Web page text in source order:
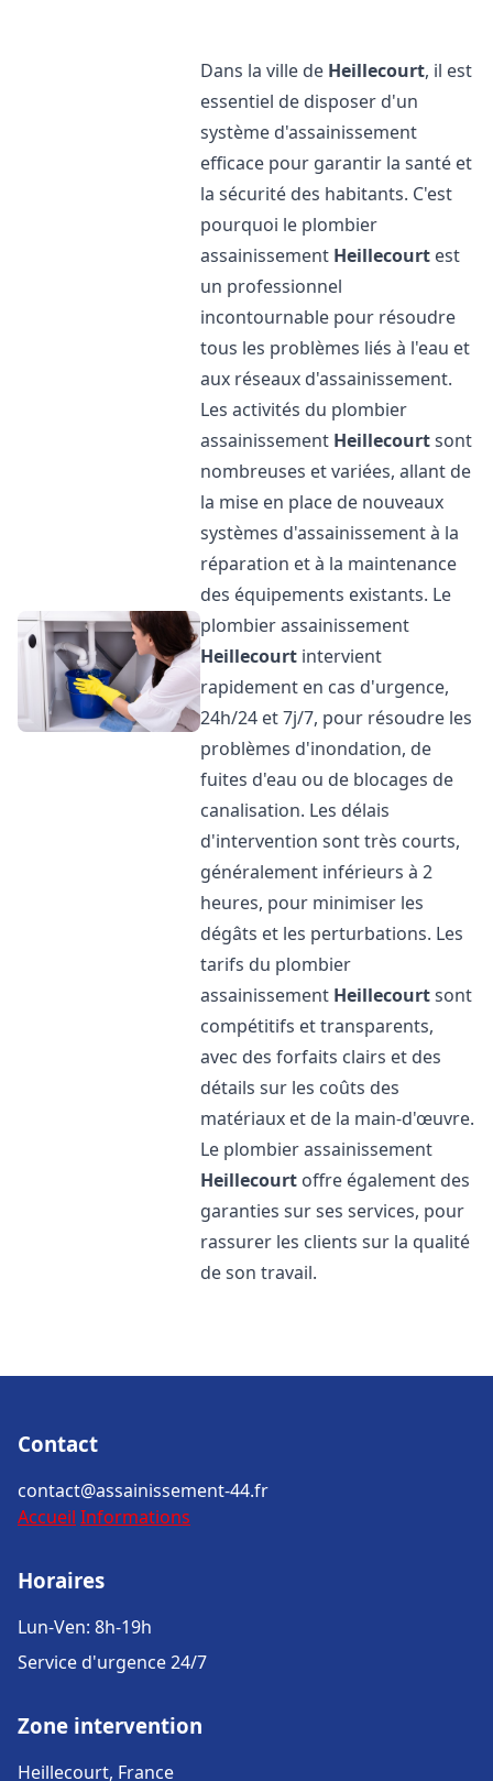
Dans la ville de Heillecourt, il est
essentiel de disposer d'un
système d'assainissement
efficace pour garantir la santé et
la sécurité des habitants. C'est
pourquoi le plombier
assainissement Heillecourt est
un professionnel
incontournable pour résoudre
tous les problèmes liés à l'eau et
aux réseaux d'assainissement.
Les activités du plombier
assainissement Heillecourtsont
nombreuses et variées, allant de
la mise en place de nouveaux
systèmes d'assainissement à la
réparation et à la maintenance
des équipements existants. Le
plombier assainissement
Heillecourt intervient
rapidement en cas d'urgence,
24h/24 et 7j/7, pour résoudre les
problèmes d'inondation, de
fuites d'eau ou de blocages de
canalisation. Les délais
d'intervention sont très courts,
généralement inférieurs à 2
heures, pour minimiser les
dégâts et les perturbations. Les
tarifs du plombier
assainissement Heillecourtsont
compétitifs et transparents,
avec des forfaits clairs et des
détails sur les coûts des
matériaux et de la main-d'œuvre.
Le plombier assainissement
Heillecourt offre également des
garanties sur ses services, pour
rassurer les clients sur la qualité
de son travail.
Contact
contact@assainissement-44.fr
Accueil Informations
Horaires
Lun-Ven: 8h-19h
Service d'urgence 24/7
Zone intervention
Heillecourt, France